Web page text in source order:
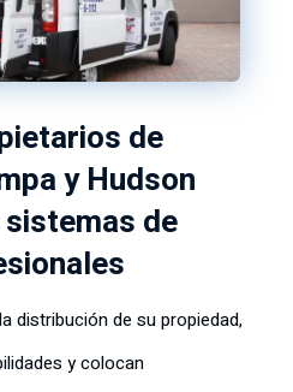
de
y Hudson
de
distribución de su propiedad,
y colocan